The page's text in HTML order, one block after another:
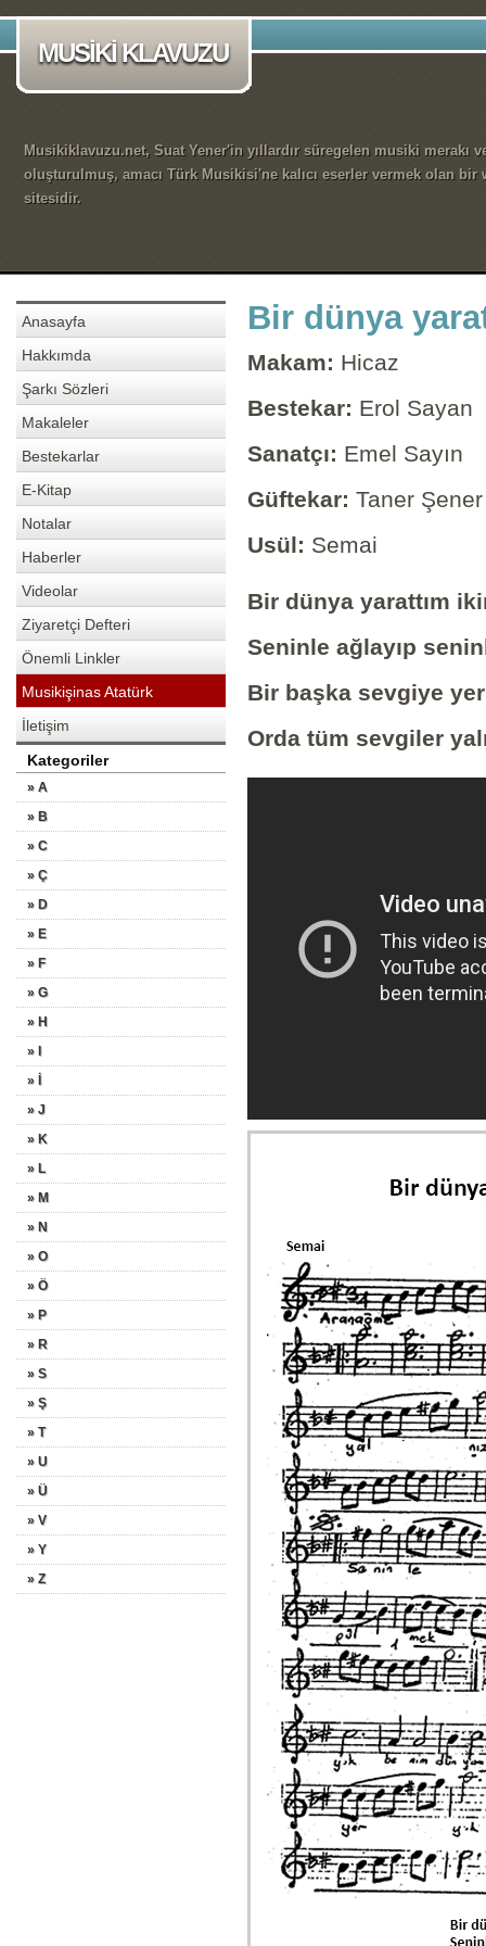
MUSİKİ KLAVUZU
Musikiklavuzu.net, Suat Yener'in yıllardır süregelen musiki merakı
oluşturulmuş, amacı Türk Musikisi'ne kalıcı eserler vermek olan bir
sitesidir.
Anasayfa
Hakkımda
Şarkı Sözleri
Makaleler
Bestekarlar
E-Kitap
Notalar
Haberler
Videolar
Ziyaretçi Defteri
Önemli Linkler
Musikişinas Atatürk
İletişim
Kategoriler
» A
» B
» C
» Ç
» D
» E
» F
» G
» H
» I
» İ
» J
» K
» L
» M
» N
» O
» Ö
» P
» R
» S
» Ş
» T
» U
» Ü
» V
» Y
» Z
Bir dünya
Makam: Hicaz
Bestekar: Erol Sayan
Sanatçı: Emel Sayın
Güftekar: Taner Şener
Usül: Semai
Bir dünya yarattım
Seninle ağlayıp
Bir başka sevgiye
Orda tüm sevgiler